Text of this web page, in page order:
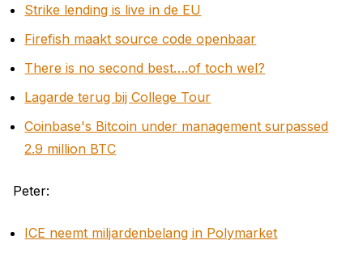
Strike lending is live in de EU
Firefish maakt source code openbaar
There is no second best….of toch wel?
Lagarde terug bij College Tour
Coinbase's Bitcoin under management surpassed
2.9 million BTC
Peter:
ICE neemt miljardenbelang in Polymarket